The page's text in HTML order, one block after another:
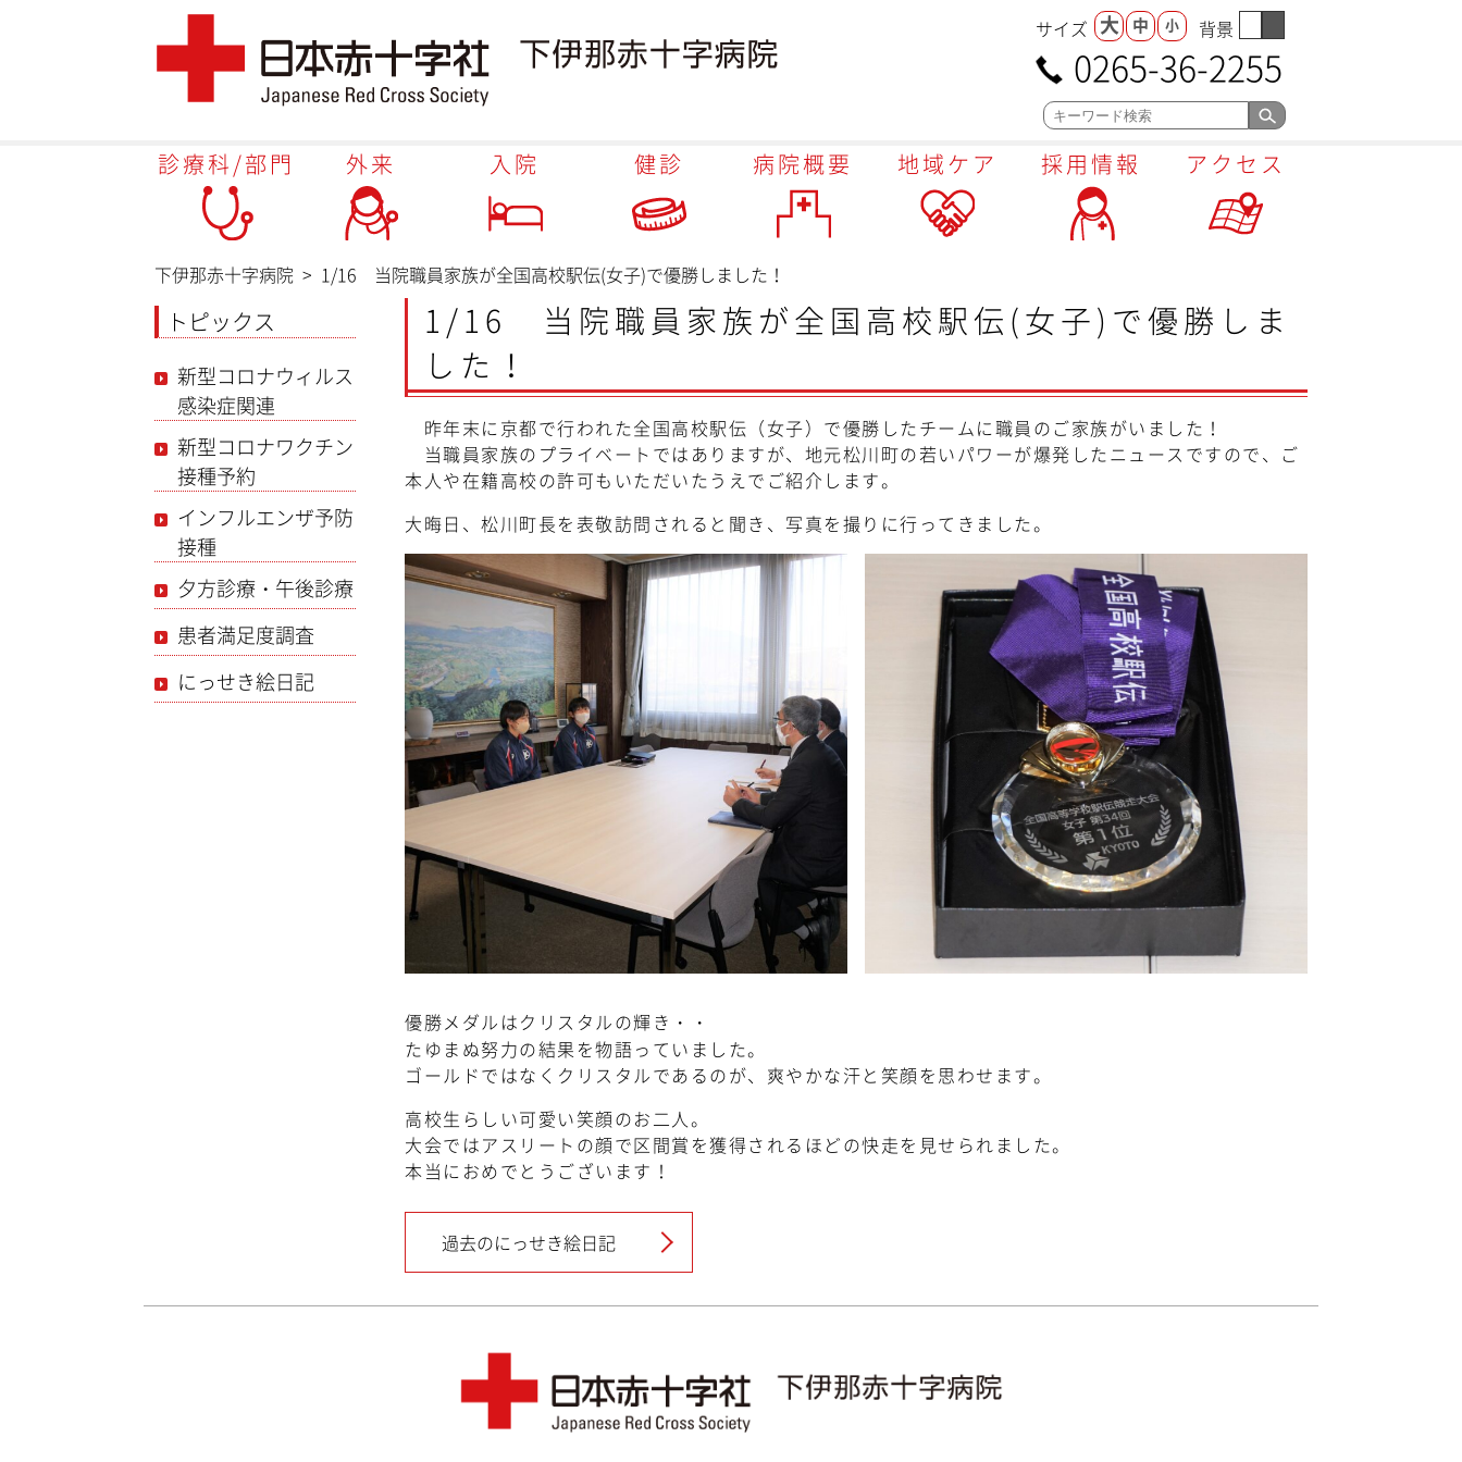
サイズ 大 中 小 背景
0265-36-2255
診療科/部門 外来 入院 健診 病院概要 地域ケア 採用情報 アクセス
下伊那赤十字病院 > 1/16 当院職員家族が全国高校駅伝(女子)で優勝しました！
トピックス
新型コロナウィルス
感染症関連
新型コロナワクチン
接種予約
インフルエンザ予防
接種
夕方診療・午後診療
患者満足度調査
にっせき絵日記
1/16 当院職員家族が全国高校駅伝(女子)で優勝しま
した！
昨年末に京都で行われた全国高校駅伝（女子）で優勝したチームに職員のご家族がいました！
当職員家族のプライベートではありますが、地元松川町の若いパワーが爆発したニュースですので、ご
本人や在籍高校の許可もいただいたうえでご紹介します。
大晦日、松川町長を表敬訪問されると聞き、写真を撮りに行ってきました。
優勝メダルはクリスタルの輝き・・
たゆまぬ努力の結果を物語っていました。
ゴールドではなくクリスタルであるのが、爽やかな汗と笑顔を思わせます。
高校生らしい可愛い笑顔のお二人。
大会ではアスリートの顔で区間賞を獲得されるほどの快走を見せられました。
本当におめでとうございます！
過去のにっせき絵日記